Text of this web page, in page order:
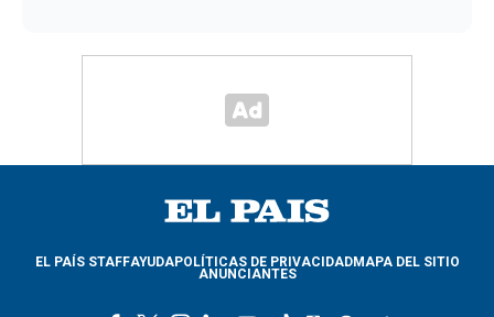
EL PAÍS STAFFAYUDAPOLÍTICAS DE PRIVACIDADMAPA DEL SITIO
ANUNCIANTES